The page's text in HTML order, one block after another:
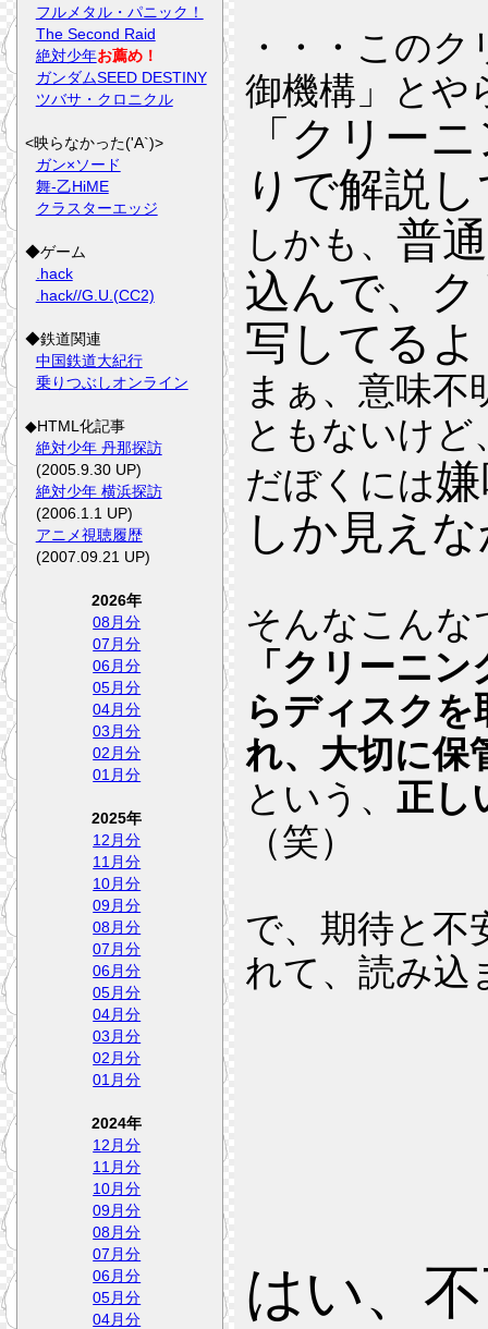
・・・この
御機構」とや
「クリー
りで解説
しかも、 普
込んで、
写してる
まぁ、意味
ともないけ
だぼくには
しか見え
そんなこんな
「クリーニ
らディスクを
れ、大切に保
という、 正し
（笑）
で、期待と不
れて、読み込
はい、
フルメタル・パニック！
The Second Raid
絶対少年お薦め！
ガンダムSEED DESTINY
ツバサ・クロニクル
<映らなかった('A`)>
ガン×ソード
舞-乙HiME
クラスターエッジ
◆ゲーム
.hack
.hack//G.U.(CC2)
◆鉄道関連
中国鉄道大紀行
乗りつぶしオンライン
◆HTML化記事
絶対少年 丹那探訪
(2005.9.30 UP)
絶対少年 横浜探訪
(2006.1.1 UP)
アニメ視聴履歴
(2007.09.21 UP)
2026年
08月分
07月分
06月分
05月分
04月分
03月分
02月分
01月分
2025年
12月分
11月分
10月分
09月分
08月分
07月分
06月分
05月分
04月分
03月分
02月分
01月分
2024年
12月分
11月分
10月分
09月分
08月分
07月分
06月分
05月分
04月分